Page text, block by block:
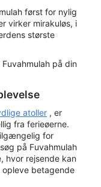
først for nylig
virker mirakuløs, i
største
på din
atoller , er
fra ferieøerne.
for
på Fuvahmulah
hvor rejsende kan
opleve betagende